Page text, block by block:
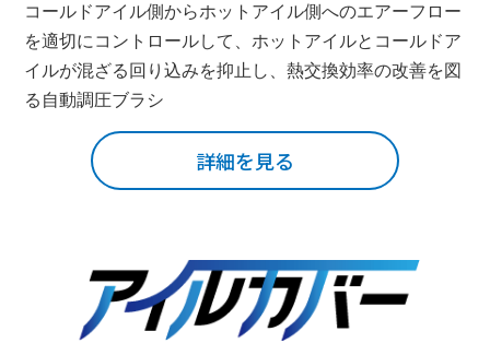
コールドアイル側からホットアイル側へのエアーフロー
を適切にコントロールして、ホットアイルとコールドア
イルが混ざる回り込みを抑止し、熱交換効率の改善を図
る自動調圧ブラシ
詳細を見る